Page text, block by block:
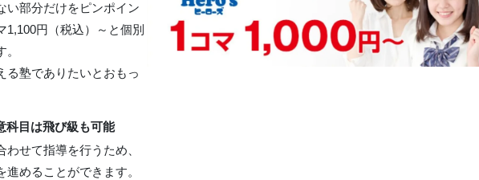
い部分だけをピンポイン
1,100円（税込）～と個別
る塾でありたいとおもっ
科目は飛び級も可能
せて指導を行うため、
めることができます。